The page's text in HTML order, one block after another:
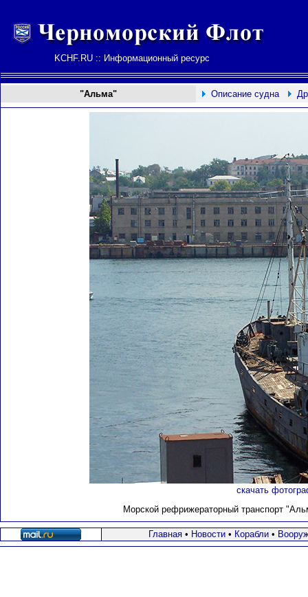
KCHF.RU :: Информационный ресурс
"Альма" Описание судна
скачать
Морской рефрижераторный транспорт
Главная• Новости• Корабли•